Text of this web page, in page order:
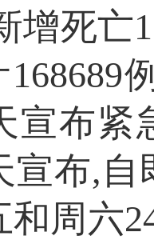
增死亡
168689
宣布紧
宣布,自
和周六